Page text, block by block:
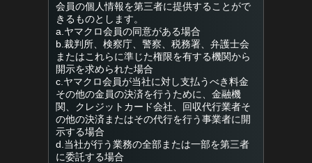
会員の個人情報を第三者に提供することがで
きるものとします。
a.ヤマクロ会員の同意がある場合
b.裁判所、検察庁、警察、税務署、弁護士会
またはこれらに準じた権限を有する機関から
開示を求められた場合
c.ヤマクロ会員が当社に対し支払うべき料金
その他の金員の決済を行うために、金融機
関、クレジットカード会社、回収代行業者そ
の他の決済またはその代行を行う事業者に開
示する場合
d.当社が行う業務の全部または一部を第三者
に委託する場合